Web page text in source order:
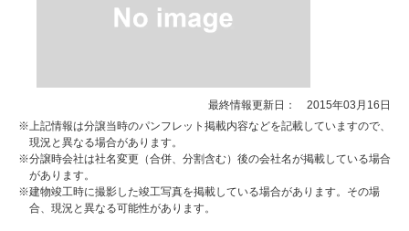
最終情報更新日： 2015年03月16日
※上記情報は分譲当時のパンフレット掲載内容などを記載していますので、
現況と異なる場合があります。
※分譲時会社は社名変更（合併、分割含む）後の会社名が掲載している場合
があります。
※建物竣工時に撮影した竣工写真を掲載している場合があります。その場
合、現況と異なる可能性があります。